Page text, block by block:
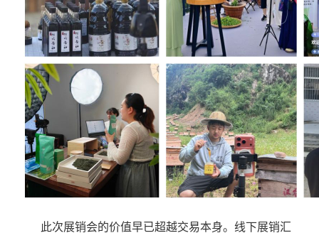
此次展销会的价值早已超越交易本身。线下展销汇